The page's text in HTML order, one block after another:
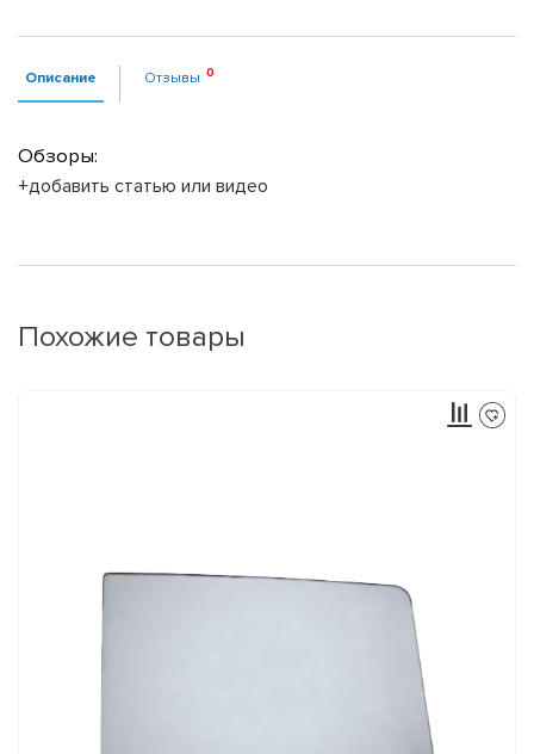
Описание Отзывы
Обзоры:
+добавить статью или видео
Похожие товары